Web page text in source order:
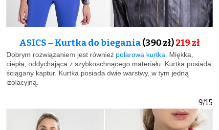
ASICS – Kurtka do biegania(390 zł)219 zł
Dobrym rozwiązaniem jest również polarowa kurtka . Miękka,
ciepła, oddychająca z szybkoschnącego materiału. Kurtka posiada
ściągany kaptur. Kurtka posiada dwie warstwy, w tym jedną
izolacyjną.
9/15